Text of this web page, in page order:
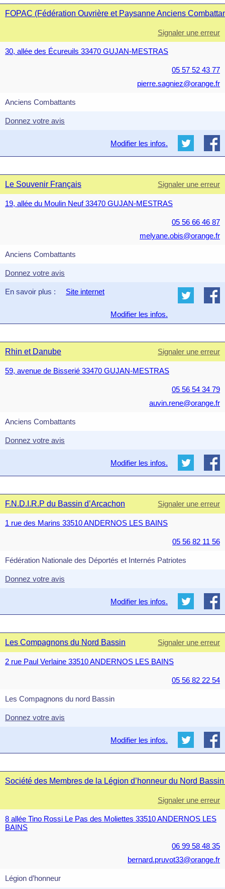
FOPAC (Fédération Ouvrière et Paysanne Anciens
Signaler une erreur
30, allée des Écureuils 33470 GUJAN-MESTRAS
05 57 52 43 77
pierre.sagniez@orange.fr
Anciens Combattants
Donnez votre avis
Modifier les infos.
Le Souvenir Français Signaler une erreur
19, allée du Moulin Neuf 33470 GUJAN-MESTRAS
05 56 66 46 87
melyane.obis@orange.fr
Anciens Combattants
Donnez votre avis
En savoir plus : Site internet
Modifier les infos.
Rhin et Danube Signaler une erreur
59, avenue de Bisserié 33470 GUJAN-MESTRAS
05 56 54 34 79
auvin.rene@orange.fr
Anciens Combattants
Donnez votre avis
Modifier les infos.
F.N.D.I.R.P du Bassin d’Arcachon Signaler une erreur
1 rue des Marins 33510 ANDERNOS LES BAINS
05 56 82 11 56
Fédération Nationale des Déportés et Internés Patriotes
Donnez votre avis
Modifier les infos.
Les Compagnons du Nord Bassin Signaler une erreur
2 rue Paul Verlaine 33510 ANDERNOS LES BAINS
05 56 82 22 54
Les Compagnons du nord Bassin
Donnez votre avis
Modifier les infos.
Société des Membres de la Légion d’honneur du Nord
Signaler une erreur
8 allée Tino Rossi Le Pas des Moliettes 33510 ANDERNOS LES
BAINS
06 99 58 48 35
bernard.pruvot33@orange.fr
Légion d’honneur